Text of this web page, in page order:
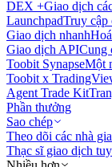
DEX +Giao dịch
LaunchpadTruy cập
Giao dịch nhanh
Giao dịch APICung
Toobit SynapseMột
Toobit x
Agent Trade Kit
Phần thưởng
Sao chép
Theo dõi các nhà
Thạc sĩ giao dịch